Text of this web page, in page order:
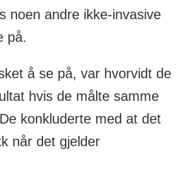
noen andre ikke-invasive
på.
å se på, var hvorvidt de
hvis de målte samme
konkluderte med at det
når det gjelder